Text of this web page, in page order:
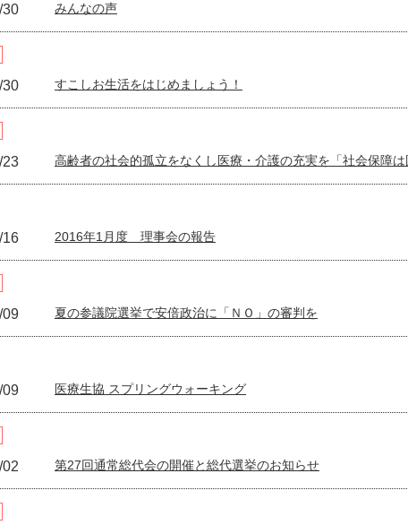
30 みんなの声
30 すこしお生活をはじめましょう！
23 高齢者の社会的孤立をなくし医療・介護の充実を「社会保障は
16 2016年1月度 理事会の報告
09 夏の参議院選挙で安倍政治に「ＮＯ」の審判を
09 医療生協 スプリングウォーキング
第27回通常総代会の開催と総代選挙のお知らせ